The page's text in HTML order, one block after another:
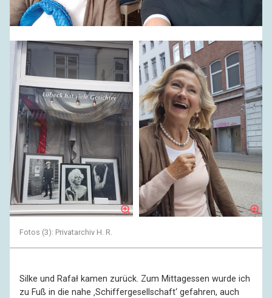
Fotos (3): Privatarchiv H. R.
Silke und Rafał kamen zurück. Zum Mittagessen wurde ich
zu Fuß in die nahe ‚Schiffergesellschaft‘ gefahren, auch